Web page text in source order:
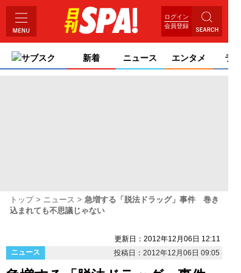
ログイン
会員登録
サブスク 新着 ニュース エンタメ ライ
トップ ニュース
急増する「脱法ドラッグ」事件 巻き
込まれても不思議じゃない
更新日：2012年12月06日 12:11
ニュース
投稿日：2012年12月06日 09:05